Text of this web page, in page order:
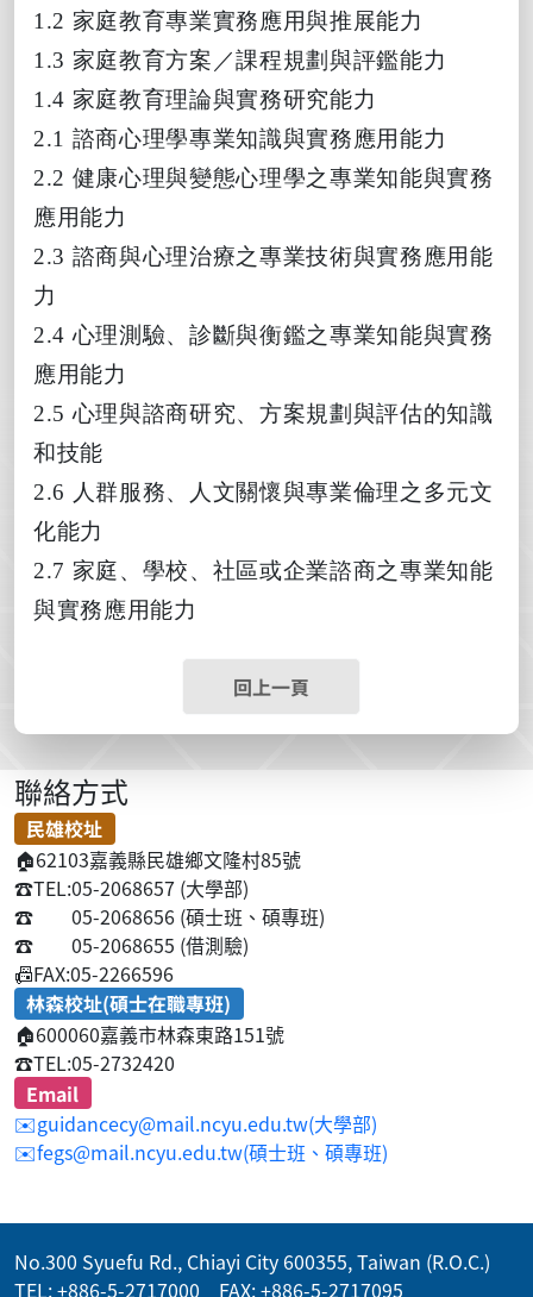
1.2 家庭教育專業實務應用與推展能力
1.3 家庭教育方案／課程規劃與評鑑能力
1.4 家庭教育理論與實務研究能力
2.1 諮商心理學專業知識與實務應用能力
2.2 健康心理與變態心理學之專業知能與實務
應用能力
2.3 諮商與心理治療之專業技術與實務應用能
力
2.4心理測驗、診斷與衡鑑之專業知能與實務
應用能力
2.5心理與諮商研究、方案規劃與評估的知識
和技能
2.6 人群服務、人文關懷與專業倫理之多元文
化能力
2.7 家庭、學校、社區或企業諮商之專業知能
與實務應用能力
回上一頁
聯絡方式
民雄校址
🏠62103嘉義縣民雄鄉文隆村85號
☎️TEL:05-2068657 (大學部)
☎️ 05-2068656 (碩士班、碩專班)
☎️ 05-2068655 (借測驗)
📠FAX:05-2266596
林森校址(碩士在職專班)
🏠600060嘉義市林森東路151號
☎️TEL:05-2732420
Email
✉️guidancecy@mail.ncyu.edu.tw(大學部)
✉️fegs@mail.ncyu.edu.tw(碩士班、碩專班)
No.300 Syuefu Rd., Chiayi City 600355, Taiwan (R.O.C.)
TEL: +886-5-2717000 FAX: +886-5-2717095